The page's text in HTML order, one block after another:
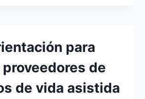
para
de
de vida asistida